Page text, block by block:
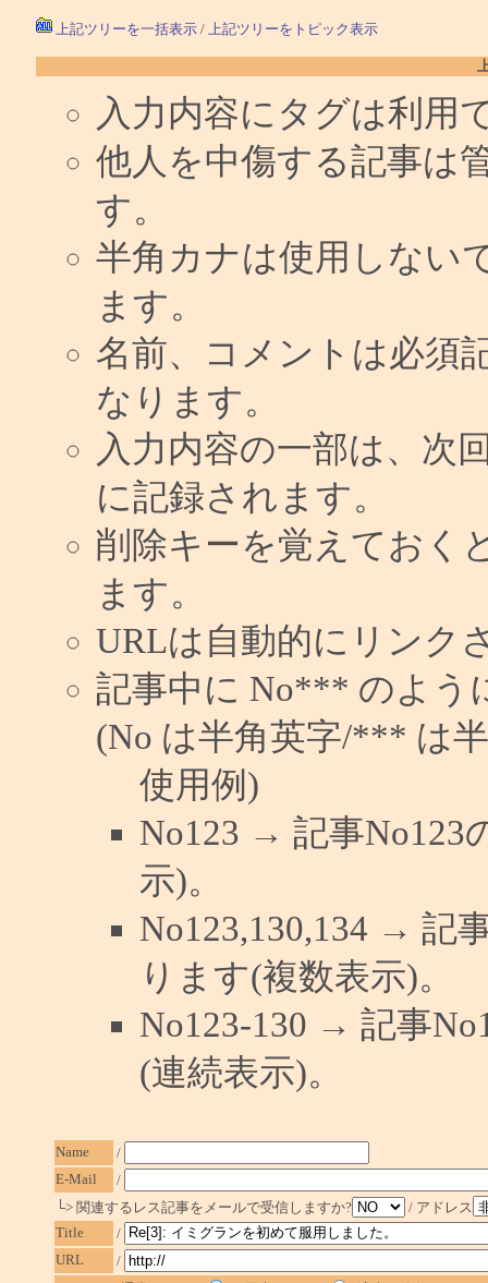
上記ツリーを一括表示/ 上記ツリーをトピック表示
入力内容にタグは利用
他人を中傷する記事は
す。
半角カナは使用しない
ます。
名前、コメントは必須
なります。
入力内容の一部は、次
に記録されます。
削除キーを覚えておく
ます。
URLは自動的にリンク
記事中に No*** のよう
(No は半角英字/*** は
使用例)
No123 → 記事No123
示)。
No123,130,134 → 記
ります(複数表示)。
No123-130 → 記事
(連続表示)。
Name
/
E-Mail
/
└> 関連するレス記事をメールで受信しますか?
/ アドレス
Title
/
URL
/